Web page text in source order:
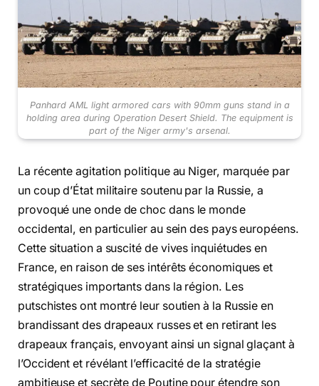
Panhard AML light armored cars with 90mm guns stand in a
holding area during Operation Desert Shield. The equipment is
part of the Niger army's arsenal.
La récente agitation politique au Niger, marquée par
un coup d’État militaire soutenu par la Russie, a
provoqué une onde de choc dans le monde
occidental, en particulier au sein des pays européens.
Cette situation a suscité de vives inquiétudes en
France, en raison de ses intérêts économiques et
stratégiques importants dans la région. Les
putschistes ont montré leur soutien à la Russie en
brandissant des drapeaux russes et en retirant les
drapeaux français, envoyant ainsi un signal glaçant à
l’Occident et révélant l’efficacité de la stratégie
ambitieuse et secrète de Poutine pour étendre son